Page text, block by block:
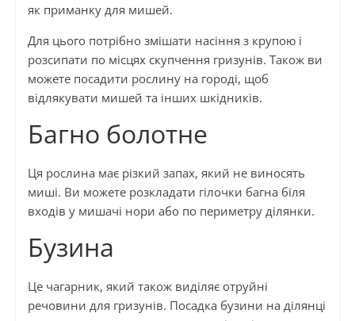
як приманку для мишей.
Для цього потрібно змішати насіння з крупою і
розсипати по місцях скупчення гризунів. Також ви
можете посадити рослину на городі, щоб
відлякувати мишей та інших шкідників.
Багно болотне
Ця рослина має різкий запах, який не виносять
миші. Ви можете розкладати гілочки багна біля
входів у мишачі нори або по периметру ділянки.
Бузина
Це чагарник, який також виділяє отруйні
речовини для гризунів. Посадка бузини на ділянці